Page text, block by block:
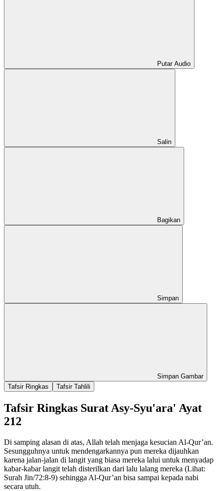
Putar Audio
Salin
Bagikan
Simpan
Simpan Gambar
Tafsir Ringkas
Tafsir Tahlili
Tafsir Ringkas Surat Asy-Syu'ara' Ayat
212
Di samping alasan di atas, Allah telah menjaga kesucian Al-Qur’an.
Sesungguhnya untuk mendengarkannya pun mereka dijauhkan
karena jalan-jalan di langit yang biasa mereka lalui untuk menyadap
kabar-kabar langit telah disterilkan dari lalu lalang mereka (Lihat:
Surah Jin/72:8-9) sehingga Al-Qur’an bisa sampai kepada nabi
secara utuh.